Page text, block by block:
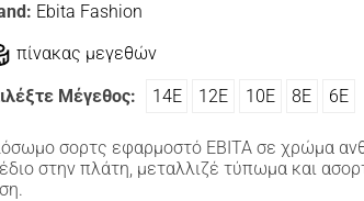
Ebita Fashion
πίνακας μεγεθών
Μέγεθος: 14Ε 12Ε 10Ε 8Ε 6Ε
σορτς εφαρμοστό ΕΒΙΤΑ σε χρώμα
στην πλάτη, μεταλλιζέ τύπωμα και